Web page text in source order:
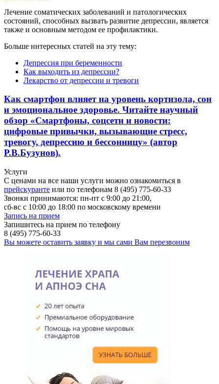
Лечение соматических заболеваний и патологических
состояний, способных вызвать развитие депрессии, является
также и основным методом ее профилактики.
Больше интересных статей на эту тему:
Депрессия при беременности
Как выходить из депрессии?
Лекарство от депрессии и тревоги
Как смартфон влияет на уровень кортизола, сон
и эмоциональное здоровье. Читайте научный
обзор «Смартфоны, соцсети и новости:
цифровые привычки, вызывающие стресс,
тревогу, депрессию и бессонницу» (автор
Р.В.Бузунов).
Услуги
С ценами на все наши услуги можно ознакомиться в
прейскуранте или по телефонам 8 (495) 775-60-33
Звонки принимаются: пн-пт с 9:00 до 21:00,
сб-вс с 10:00 до 18:00 по московскому времени
Запись на прием
Запишитесь на прием по телефону
8 (495) 775-60-33
Вы можете оставить заявку и мы сами Вам перезвоним